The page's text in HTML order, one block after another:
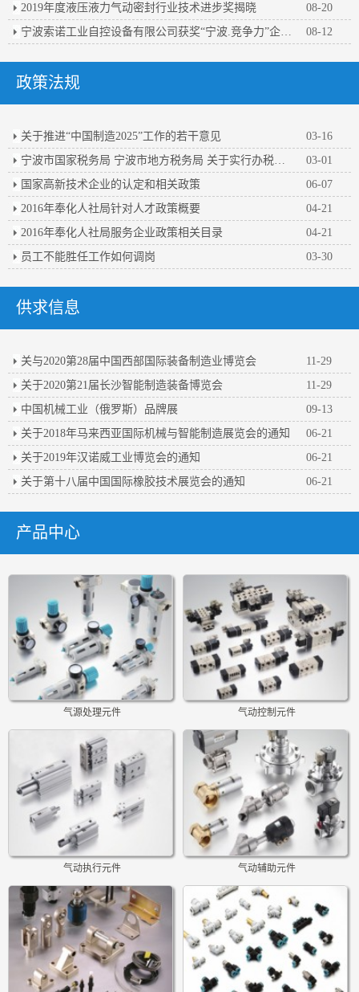
2019年度液压液力气动密封行业技术进步奖揭晓
08-20
08-12
政策法规
关于推进“中国制造2025”工作的若干意见
03-16
03-01
国家高新技术企业的认定和相关政策
06-07
2016年奉化人社局针对人才政策概要
04-21
2016年奉化人社局服务企业政策相关目录
04-21
员工不能胜任工作如何调岗
03-30
供求信息
关与2020第28届中国西部国际装备制造业博览会
11-29
关于2020第21届长沙智能制造装备博览会
11-29
中国机械工业（俄罗斯）品牌展
09-13
关于2018年马来西亚国际机械与智能制造展览会的通知
06-21
关于2019年汉诺威工业博览会的通知
06-21
关于第十八届中国国际橡胶技术展览会的通知
06-21
产品中心
气源处理元件 气动控制元件
气动执行元件 气动辅助元件